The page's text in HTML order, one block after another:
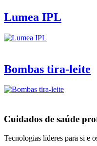
Lumea IPL
Bombas tira-leite
Cuidados de saúde
Tecnologias líderes para si e